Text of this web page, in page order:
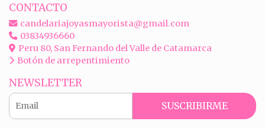
CONTACTO
candelariajoyasmayorista@gmail.com
03834936660
Peru 80, San Fernando del Valle de Catamarca
Botón de arrepentimiento
NEWSLETTER
SUSCRIBIRME